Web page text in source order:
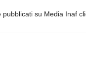
su Media Inaf